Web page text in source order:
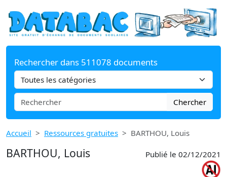
Rechercher dans 511078 documents
Chercher
Accueil Ressources gratuites BARTHOU, Louis
BARTHOU, Louis Publié le 02/12/2021